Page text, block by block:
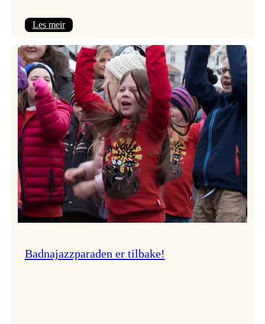
Les meir:
2026
–
Ingunn van Etten
Badnajazzparaden er tilbake!